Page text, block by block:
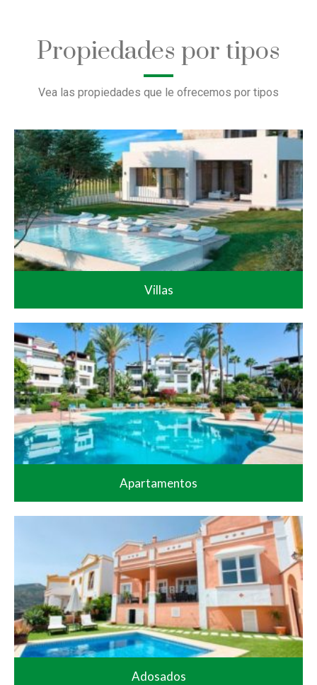
Propiedades por tipos
Vea las propiedades que le ofrecemos por tipos
Villas
Apartamentos
Adosados